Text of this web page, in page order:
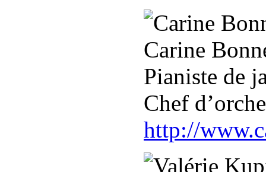
Carine
Pianiste de
Chef
http://